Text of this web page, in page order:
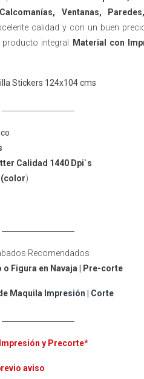
Ventanas,
calidad y con un buen
integral
Material con
Stickers 124x104 cms
Calidad 1440 Dpi`s
(color)
Recomendados
o Figura en Navaja | Pre-corte
Maquila Impresión Corte
y Precorte*
aviso